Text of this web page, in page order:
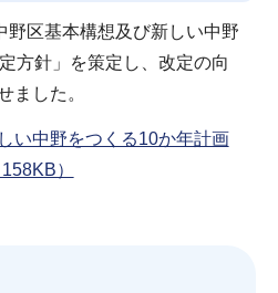
区基本構想及び新しい中野
方針」を策定し、改定の向
ました。
い中野をつくる10か年計画
）